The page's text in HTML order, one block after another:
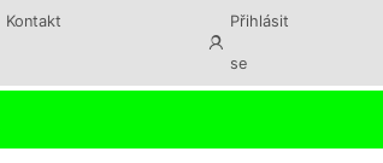
Kontakt Přihlásit
se